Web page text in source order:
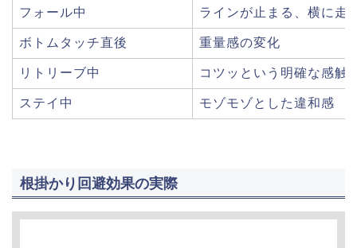
フォール中 ラインが止まる、横に走
ボトムタッチ直後 重量感の変化
リトリーブ中 コツッという明確な感触
ステイ中 モゾモゾとした違和感
根掛かり回避効果の実際